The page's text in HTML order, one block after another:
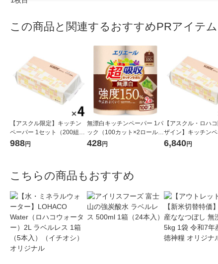
この商品と関連するおすすめPRアイテム
【アスクル限定】キッチン
ペーパー 1セット（200組×
4）スコッティ サッとサッと
988円
無漂白キッチンペーパー 1パ
ック（100カット×2ロール）
超吸収キッチンタオル エリ
428円
【アスクル・ロハ
ザイン】キッチン
スコッティ ソフトパ
6,840円
こちらの商品もおすすめ